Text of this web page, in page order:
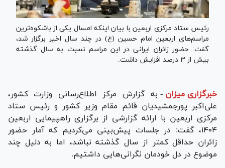
رئیس ستاد مرکزی اربعین با بیان اینکه امسال یکی از باشکوه‌ترین
مراسم‌های اربعین امام حسین (ع) در چند سال اخیر برگزار شد،
گفت: حضور زائران ایرانی در این مراسم نسبت به سال گذشته
بیش از ۳ درصد افزایش داشت.
خبرگزاری میزان - به گزارش مرکز اطلاع‌رسانی وزارت کشور،
علی‌اکبر پورجمشیدیان قائم مقام وزیر کشور و رئیس ستاد
مرکزی اربعین با ارائه گزارشی از برگزاری راهپیمایی اربعین
۱۴۰۴، گفت: در جلسات پیش‌بینی می‌کردیم که آمار حضور
زائران حداقل کمتر از سال گذشته نباشد، اما به دلیل چند
موضوع در دل خودمان نگرانی‌هایی داشتیم.